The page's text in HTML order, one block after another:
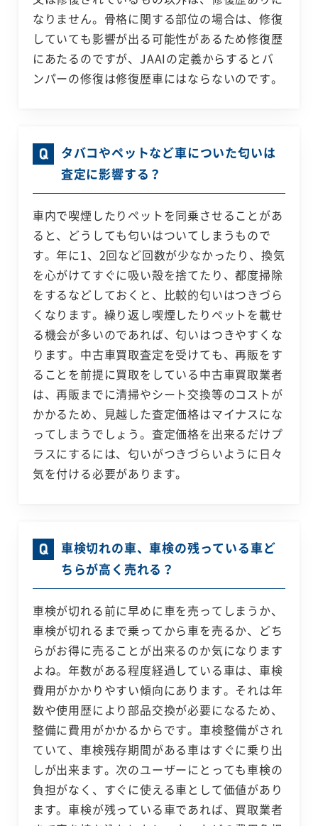
なりません。骨格に関する部位の場合は、修復
していても影響が出る可能性があるため修復歴
にあたるのですが、JAAIの定義からするとバ
ンパーの修復は修復歴車にはならないのです。
タバコやペットなど車についた匂いは
査定に影響する？
車内で喫煙したりペットを同乗させることがあ
ると、どうしても匂いはついてしまうもので
す。年に1、2回など回数が少なかったり、換気
を心がけてすぐに吸い殻を捨てたり、都度掃除
をするなどしておくと、比較的匂いはつきづら
くなります。繰り返し喫煙したりペットを載せ
る機会が多いのであれば、匂いはつきやすくな
ります。中古車買取査定を受けても、再販をす
ることを前提に買取をしている中古車買取業者
は、再販までに清掃やシート交換等のコストが
かかるため、見越した査定価格はマイナスにな
ってしまうでしょう。査定価格を出来るだけプ
ラスにするには、匂いがつきづらいように日々
気を付ける必要があります。
車検切れの車、車検の残っている車ど
ちらが高く売れる？
車検が切れる前に早めに車を売ってしまうか、
車検が切れるまで乗ってから車を売るか、どち
らがお得に売ることが出来るのか気になります
よね。年数がある程度経過している車は、車検
費用がかかりやすい傾向にあります。それは年
数や使用歴により部品交換が必要になるため、
整備に費用がかかるからです。車検整備がされ
ていて、車検残存期間がある車はすぐに乗り出
しが出来ます。次のユーザーにとっても車検の
負担がなく、すぐに使える車として価値があり
ます。車検が残っている車であれば、買取業者